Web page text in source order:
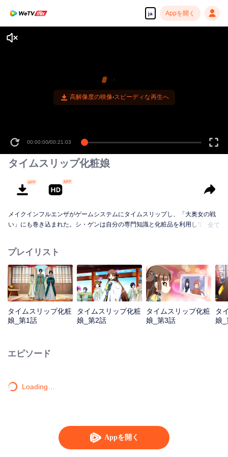
ja Appを開く
Appを開く
高解像度の映像•スピーディな再生へ
00:00:00/00:21:03
タイムスリップ化粧娘
メイクインフルエンザがゲームシステムにタイムスリップし、「大奥女の戦
い」にも巻き込まれた。シ・ゲンは自分の専門知識と化粧品を利用してこの
全て
プレイリスト
タイムスリップ化粧
娘_第1話
タイムスリップ化粧
娘_第2話
タイムスリップ化粧
娘_第3話
タ
娘_
エピソード
Loading…